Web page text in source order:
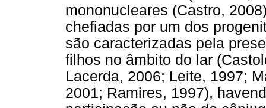
mononucleares (Castro,
chefiadas por um dos
são caracterizadas pela
filhos no âmbito do lar
Lacerda, 2006; Leite, 1997;
2001; Ramires, 1997),